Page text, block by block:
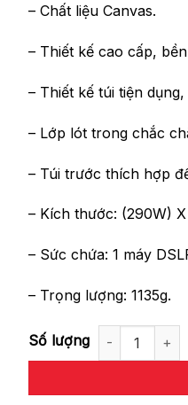
– Chất liệu Canvas.
– Thiết kế cao cấp,
– Thiết kế túi tiện
– Lớp lót trong chắc
– Túi trước thích hợp
– Kích thước: (290W) X
– Sức chứa: 1 máy
– Trọng lượng: 1135g.
Túi Máy Ảnh Herringbone